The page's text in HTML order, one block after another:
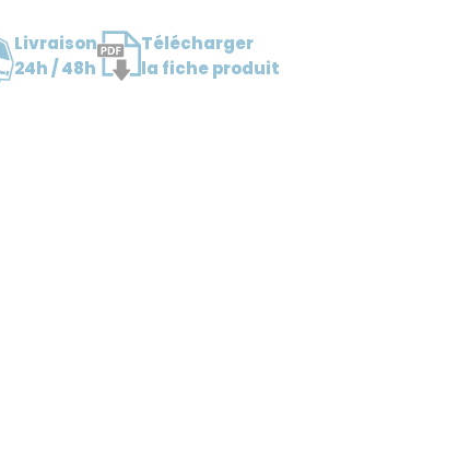
Livraison
24h / 48h
Télécharger
la fiche produit